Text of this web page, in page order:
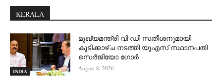
KERALA
INDIA
മുഖ്യമന്ത്രി വി ഡി സതീശനുമായി
കൂടിക്കാഴ്ച നടത്തി യുഎസ് സ്ഥാനപതി
സെര്‍ജിയോ ഗോര്‍
August 8, 2026